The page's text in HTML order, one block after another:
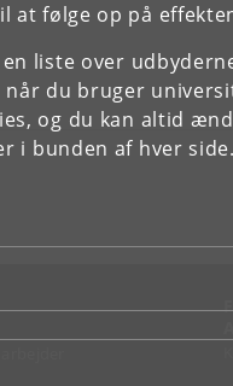
at følge op på
liste over
du bruger
og du kan altid
i bunden af hver side.